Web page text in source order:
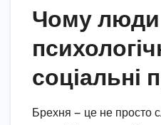
Чому
соціальні
Брехня — це не просто